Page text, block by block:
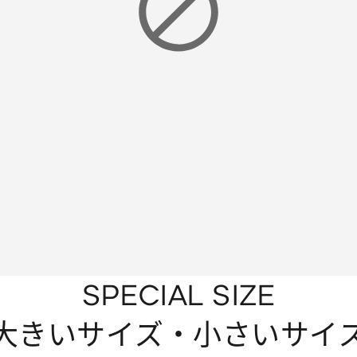
SPECIAL SIZE
きいサイズ・小さいサイ